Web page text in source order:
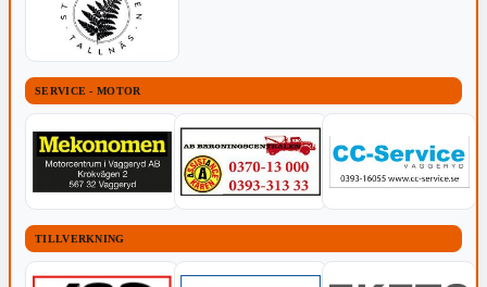
SERVICE - MOTOR
TILLVERKNING